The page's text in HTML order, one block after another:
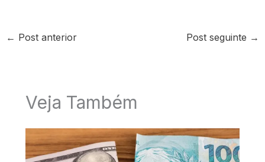
← Post anterior Post seguinte →
Veja Também